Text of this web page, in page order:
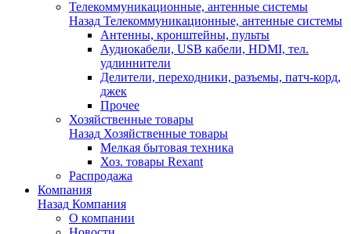
Телекоммуникационные, антенные системы
Назад Телекоммуникационные, антенные системы
Антенны, кронштейны, пульты
Аудиокабели, USB кабели, HDMI, тел.
удлиннители
Делители, переходники, разъемы, патч-корд,
джек
Прочее
Хозяйственные товары
Назад Хозяйственные товары
Мелкая бытовая техника
Хоз. товары Rexant
Распродажа
Компания
Назад Компания
О компании